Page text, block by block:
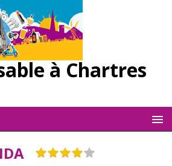
à Chartres